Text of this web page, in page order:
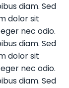
diam. Sed
dolor sit
nec odio.
diam. Sed
dolor sit
nec odio.
diam. Sed